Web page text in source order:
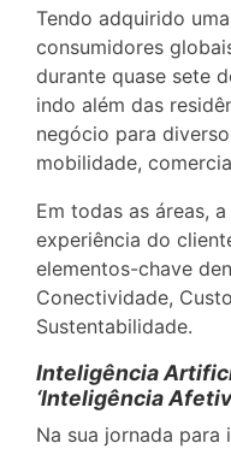
Tendo adquirido
consumidores
durante quase sete
indo além das
negócio para
mobilidade,
Em todas as áreas,
experiência do
elementos-chave
Conectividade,
Sustentabilidade.
Inteligência
‘Inteligência
Na sua jornada para